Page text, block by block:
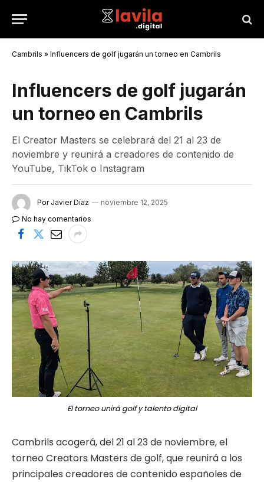
Cambrils » Influencers de golf jugarán un torneo en Cambrils
Influencers de golf jugarán
un torneo en Cambrils
El Creator Masters se celebrará del 21 al 23 de
noviembre y reunirá a creadores de contenido de
YouTube, TikTok o Instagram
Por Javier Díaz
noviembre 12, 2025
No hay comentarios
El torneo unirá golf y talento digital
Cambrils acogerá, del 21 al 23 de noviembre, el
torneo Creators Masters de golf, que reunirá a los
principales creadores de contenido españoles de